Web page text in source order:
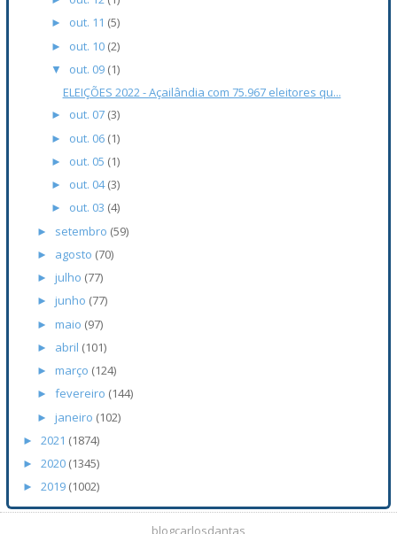
► out. 11 (5)
► out. 10 (2)
▼ out. 09 (1)
ELEIÇÕES 2022 - Açailândia com 75.967 eleitores qu...
► out. 07 (3)
► out. 06 (1)
► out. 05 (1)
► out. 04(3)
► out. 03 (4)
► setembro (59)
► agosto (70)
► julho (77)
► junho (77)
► maio (97)
► abril (101)
► março (124)
►fevereiro (144)
► janeiro (102)
►2021 (1874)
►2020 (1345)
►2019 (1002)
blogcarlosdantas